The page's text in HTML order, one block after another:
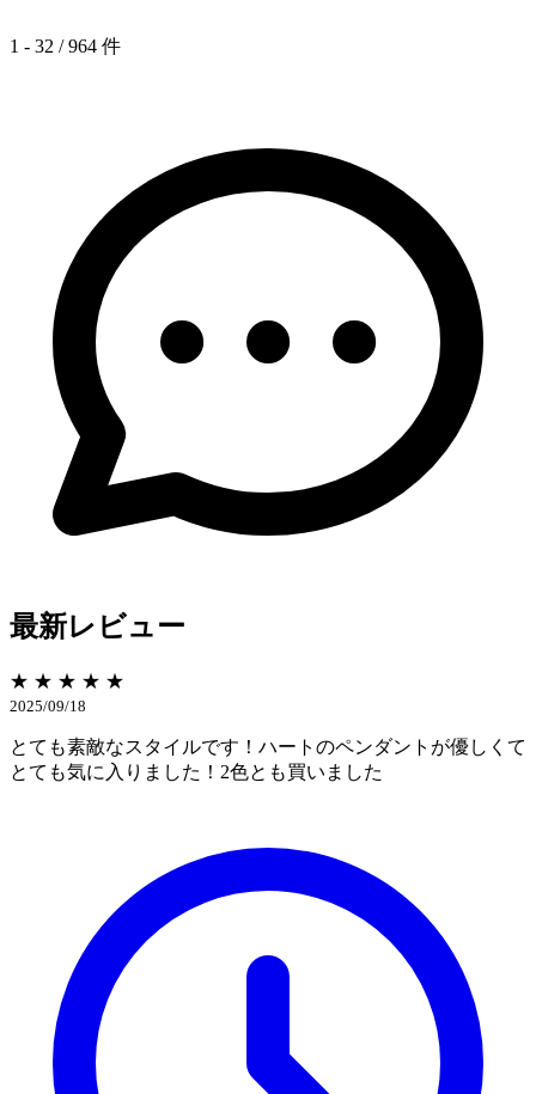
1 - 32 / 964 件
最新レビュー
★ ★ ★ ★ ★
2025/09/18
とても素敵なスタイルです！ハートのペンダントが優しくて
とても気に入りました！2色とも買いました